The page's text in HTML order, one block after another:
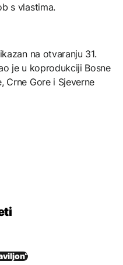
s vlastima.
na otvaranju 31.
je u koprodukciji Bosne
Crne Gore i Sjeverne